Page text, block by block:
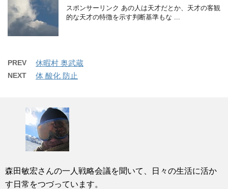
スポンサーリンク あの人は天才だとか、天才の客観
的な天才の特徴を示す判断基準もな ...
PREV 休暇村 奥武蔵
NEXT 体 酸化 防止
森田敏宏さんの一人戦略会議を聞いて、日々の生活に活か
す日常をつづっています。